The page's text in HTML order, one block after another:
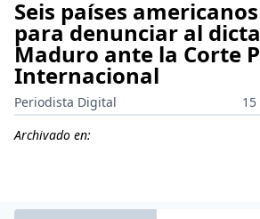
Seis países
para denunciar al
Maduro ante la Corte
Internacional
Periodista Digital
15
Archivado en: